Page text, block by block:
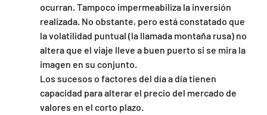
ocurran. Tampoco impermeabiliza la inversión
realizada. No obstante, pero está constatado que
la volatilidad puntual (la llamada montaña rusa) no
altera que el viaje lleve a buen puerto si se mira la
imagen en su conjunto.
Los sucesos o factores del día a día tienen
capacidad para alterar el precio del mercado de
valores en el corto plazo.